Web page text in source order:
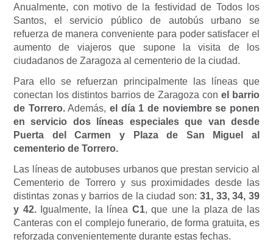
Anualmente, con motivo de la festividad de Todos los
Santos, el servicio público de autobús urbano se
refuerza de manera conveniente para poder satisfacer el
aumento de viajeros que supone la visita de los
ciudadanos de Zaragoza al cementerio de la ciudad.
Para ello se refuerzan principalmente las líneas que
conectan los distintos barrios de Zaragoza con el barrio
de Torrero.Además,el día 1 de noviembre se ponen
en servicio dos líneas especiales que van desde
Puerta del Carmen y Plaza de San Miguel al
cementerio de Torrero.
Las líneas de autobuses urbanos que prestan servicio al
Cementerio de Torrero y sus proximidades desde las
distintas zonas y barrios de la ciudad son: 31, 33, 34, 39
y 42.Igualmente, la línea C1, que une la plaza de las
Canteras con el complejo funerario, de forma gratuita, es
reforzada convenientemente durante estas fechas.